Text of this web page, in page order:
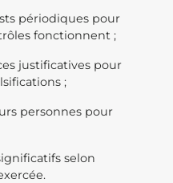
périodiques pour
fonctionnent ;
justificatives pour
;
personnes pour
selon